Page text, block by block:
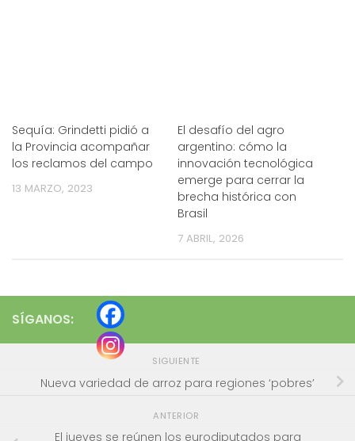
Sequía: Grindetti pidió a
la Provincia acompañar
los reclamos del campo
13 MARZO, 2023
El desafío del agro
argentino: cómo la
innovación tecnológica
emerge para cerrar la
brecha histórica con
Brasil
7 ABRIL, 2026
SÍGANOS:
SIGUIENTE
Nueva variedad de arroz para regiones ‘pobres’
ANTERIOR
El jueves se reúnen los eurodiputados para